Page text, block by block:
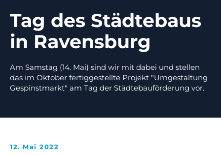
Tag des Städtebaus
in Ravensburg
Am Samstag (14. Mai) sind wir mit dabei und stellen
das im Oktober fertiggestellte Projekt "Umgestaltung
Gespinstmarkt" am Tag der Städtebauförderung vor.
12. Mai 2022